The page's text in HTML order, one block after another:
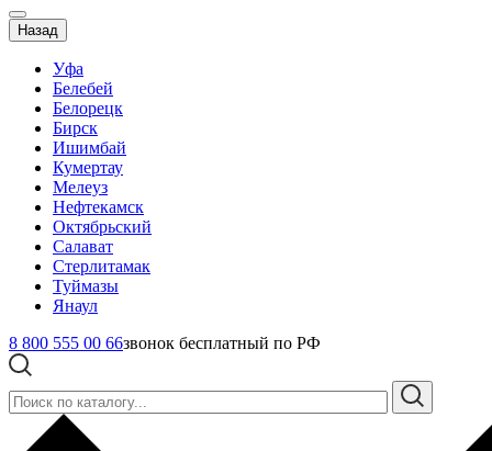
Назад
Уфа
Белебей
Белорецк
Бирск
Ишимбай
Кумертау
Мелеуз
Нефтекамск
Октябрьский
Салават
Стерлитамак
Туймазы
Янаул
8 800 555 00 66звонок бесплатный по РФ